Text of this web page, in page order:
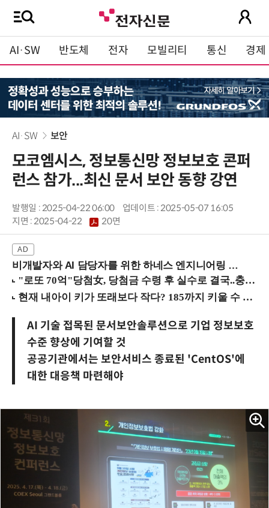
AI·SW 반도체 전자 모빌리티 통신 경제
AI·SW 보안
모코엠시스, 정보통신망 정보보호 콘퍼
런스 참가...최신 문서 보안 동향 강연
발행일 : 2025-04-22 06:00
업데이트 : 2025-05-07 16:05
지면 :2025-04-22 20면
비개발자와 AI 담당자를 위한 하네스 엔지니어링 입문과정 (8/20 신논현역)
AI 기술 접목된 문서보안솔루션으로 기업 정보보호
수준 향상에 기여할 것
공공기관에서는 보안서비스 종료된 'CentOS'에
대한 대응책 마련해야